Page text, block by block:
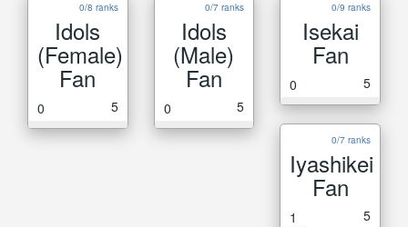
0/8 ranks
Idols
(Female)
Fan
0 5
0/7 ranks
Idols
(Male)
Fan
0 5
0/9 ranks
Isekai
Fan
0 5
0/7 ranks
Iyashikei
Fan
1 5